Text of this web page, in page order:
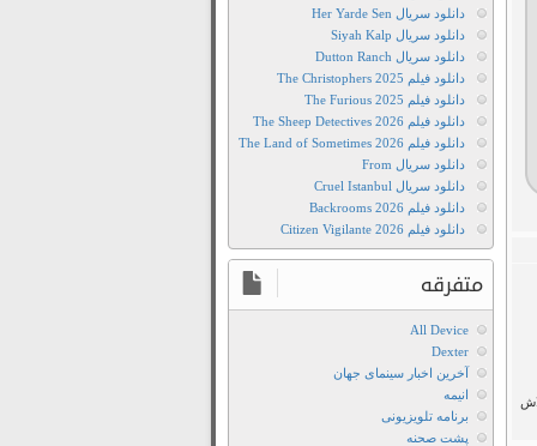
دانلود سریال Her Yarde Sen
دانلود سریال Siyah Kalp
دانلود سریال Dutton Ranch
دانلود فیلم The Christophers 2025
دانلود فیلم The Furious 2025
دانلود فیلم The Sheep Detectives 2026
دانلود فیلم The Land of Sometimes 2026
دانلود سریال From
دانلود سریال Cruel Istanbul
دانلود فیلم Backrooms 2026
دانلود فیلم Citizen Vigilante 2026
متفرقه
All Device
Dexter
آخرین اخبار سینمای جهان
انیمه
برنامه تلویزیونی
پشت صحنه